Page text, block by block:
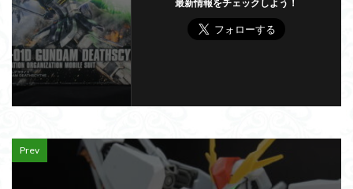
最新情報をチェックしよう！
Prev